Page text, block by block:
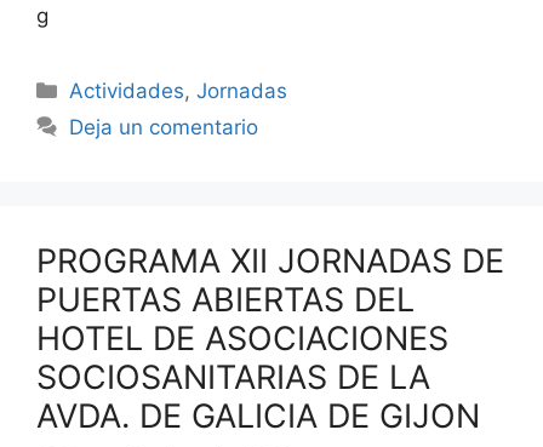
g
Categorías
Actividades,Jornadas
Deja un comentario
PROGRAMA XII JORNADAS DE
PUERTAS ABIERTAS DEL
HOTEL DE ASOCIACIONES
SOCIOSANITARIAS DE LA
AVDA. DE GALICIA DE GIJON